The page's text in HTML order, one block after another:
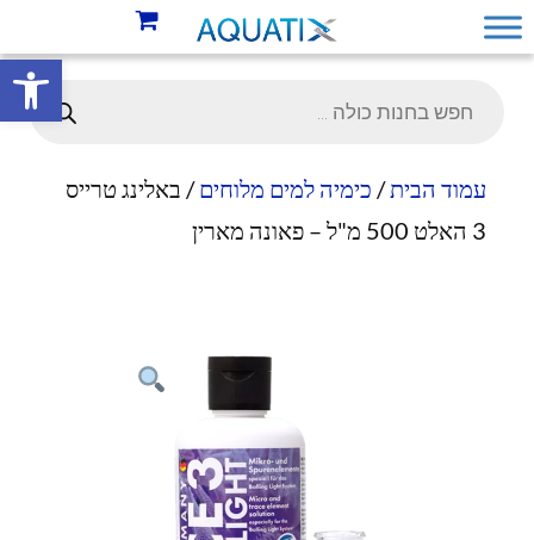
פתח
עמוד הבית/ כימיה למים מלוחים/ באלינג טרייס
3 האלט 500 מ"ל – פאונה מארין